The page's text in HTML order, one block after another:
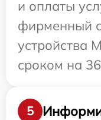
и оплаты
фирменный
устройства
сроком на
5